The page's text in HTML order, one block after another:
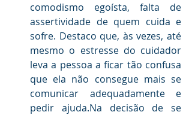
comodismo egoísta, falta de
assertividade de quem cuida e
sofre. Destaco que, às vezes, até
mesmo o estresse do cuidador
leva a pessoa a ficar tão confusa
que ela não consegue mais se
comunicar adequadamente e
pedir ajuda.Na decisão de se